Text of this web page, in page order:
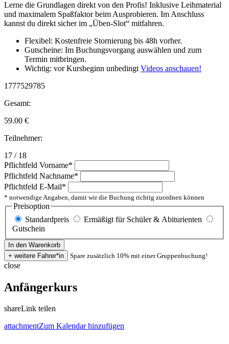
Lerne die Grundlagen direkt von den Profis! Inklusive Leihmaterial
und maximalem Spaßfaktor beim Ausprobieren. Im Anschluss
kannst du direkt sicher im „Üben-Slot“ mitfahren.
Flexibel: Kostenfreie Stornierung bis 48h vorher.
Gutscheine: Im Buchungsvorgang auswählen und zum
Termin mitbringen.
Wichtig: vor Kursbeginn unbedingt Videos anschauen!
1777529785
Gesamt:
59.00 €
Teilnehmer:
17 / 18
Pflichtfeld Vorname*
Pflichtfeld Nachname*
Pflichtfeld E-Mail*
* notwendige Angaben, damit wir die Buchung richtig zuordnen können
Preisoption
Standardpreis
Ermäßigt für Schüler & Abiturienten
Gutschein
Spare zusätzlich 10% mit einer Gruppenbuchung!
close
Anfängerkurs
shareLink teilen
attachmentZum Kalendar hinzufügen